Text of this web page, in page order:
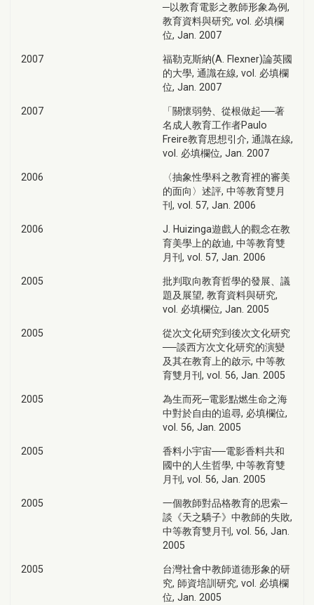
─以教育電影之教師形象為例,
教育資料與研究, vol. 必填欄
位, Jan. 2007
2007
福勒克斯納(A. Flexner)論英國
的大學, 通識在線, vol. 必填欄
位, Jan. 2007
2007
「關懷弱勢、從根做起──著
名成人教育工作者Paulo
Freire教育思想引介, 通識在線,
vol. 必填欄位, Jan. 2007
2006
〈抽象性學科之教育裡的審美
的面向〉述評, 中等教育雙月
刊, vol. 57, Jan. 2006
2006
J. Huizinga遊戲人的觀念在教
育美學上的啟迪, 中等教育雙
月刊, vol. 57, Jan. 2006
2005
批判取向教育哲學的發展、議
題及展望, 教育資料與研究,
vol. 必填欄位, Jan. 2005
2005
從次文化研究到後次文化研究
──談西方次文化研究的演變
及其在教育上的啟示, 中等教
育雙月刊, vol. 56, Jan. 2005
2005
為生而死─電影點燃生命之海
中對於自由的追尋, 必填欄位,
vol. 56, Jan. 2005
2005
香料小宇宙──電影香料共和
國中的人生哲學, 中等教育雙
月刊, vol. 56, Jan. 2005
2005
一個教師對品格教育的思索─
談《天之驕子》中教師的失敗,
中等教育雙月刊, vol. 56, Jan.
2005
2005
台灣社會中教師道德形象的研
究, 師資培訓研究, vol. 必填欄
位, Jan. 2005